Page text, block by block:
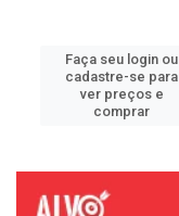
Faça seu login ou
cadastre-se para
ver preços e
comprar